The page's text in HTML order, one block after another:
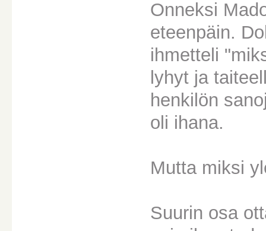
Onneksi
eteenpäin.
ihmetteli
lyhyt ja
henkilön
oli ihana.
Mutta miksi
Suurin osa